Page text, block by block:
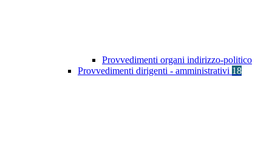
Provvedimenti organi indirizzo-politico
Provvedimenti dirigenti - amministrativi 18